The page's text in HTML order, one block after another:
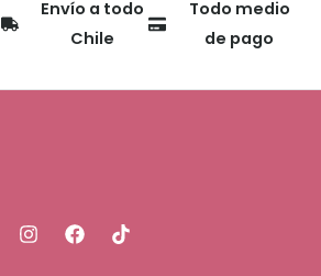
Envío a todo
Chile
Todo medio
de pago